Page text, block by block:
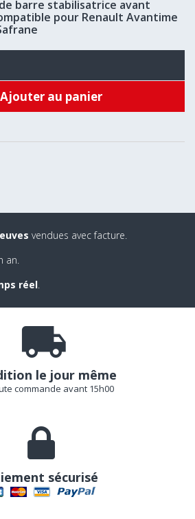
barre stabilisatrice avant
pour Renault Avantime
Ajouter au panier
vendues avec facture.
an.
réel.
le jour même
commande avant 15h00
sécurisé